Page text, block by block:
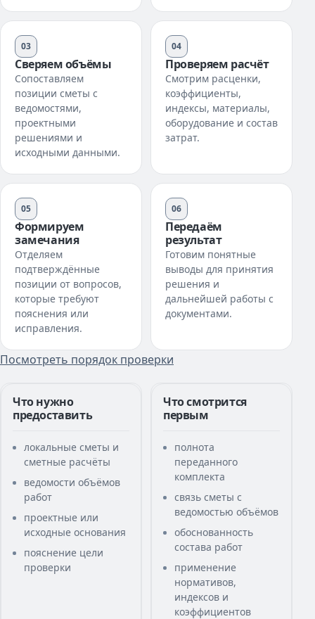
03
Сверяем объёмы
Сопоставляем
позиции сметы с
ведомостями,
проектными
решениями и
исходными данными.
04
Проверяем расчёт
Смотрим расценки,
коэффициенты,
индексы, материалы,
оборудование и состав
затрат.
05
Формируем
замечания
Отделяем
подтверждённые
позиции от вопросов,
которые требуют
пояснения или
исправления.
06
Передаём
результат
Готовим понятные
выводы для принятия
решения и
дальнейшей работы с
документами.
Посмотреть порядок проверки
Что нужно
предоставить
локальные сметы и
сметные расчёты
ведомости объёмов
работ
проектные или
исходные основания
пояснение цели
проверки
Что смотрится
первым
полнота
переданного
комплекта
связь сметы с
ведомостью объёмов
обоснованность
состава работ
применение
нормативов,
индексов и
коэффициентов